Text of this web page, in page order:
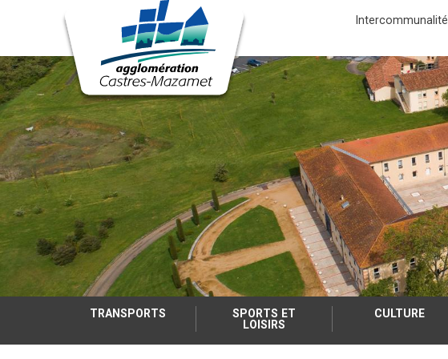
Aller
au
contenu
principal
nav
Intercommunalité
TRANSPORTS
SPORTS ET
LOISIRS
CULTURE